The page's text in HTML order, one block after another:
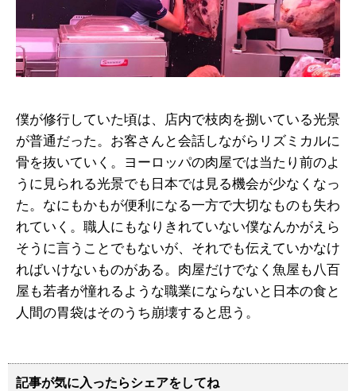
僕が修行していた頃は、店内で枝肉を捌いている光景
が普通だった。お客さんと会話しながらリズミカルに
骨を抜いていく。ヨーロッパの肉屋では当たり前のよ
うに見られる光景でも日本では見る機会が少なくなっ
た。なにもかもが便利になる一方で大切なものも失わ
れていく。職人にもなりきれていない僕なんかがえら
そうに言うことでもないが、それでも伝えていかなけ
ればいけないものがある。肉屋だけでなく魚屋も八百
屋も若者が憧れるような職業にならないと日本の食と
人間の胃袋はそのうち崩壊すると思う。
記事が気に入ったらシェアをしてね